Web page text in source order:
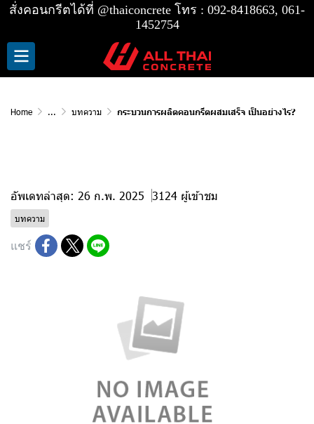
สั่งคอนกรีตได้ที่ @thaiconcrete โทร : 092-8418663, 061-
1452754
Home ... บทความ กระบวนการผลิตคอนกรีตผสมเสร็จ เป็นอย่างไร?
อัพเดทล่าสุด: 26 ก.พ. 2025 3124 ผู้เข้าชม
บทความ
แชร์